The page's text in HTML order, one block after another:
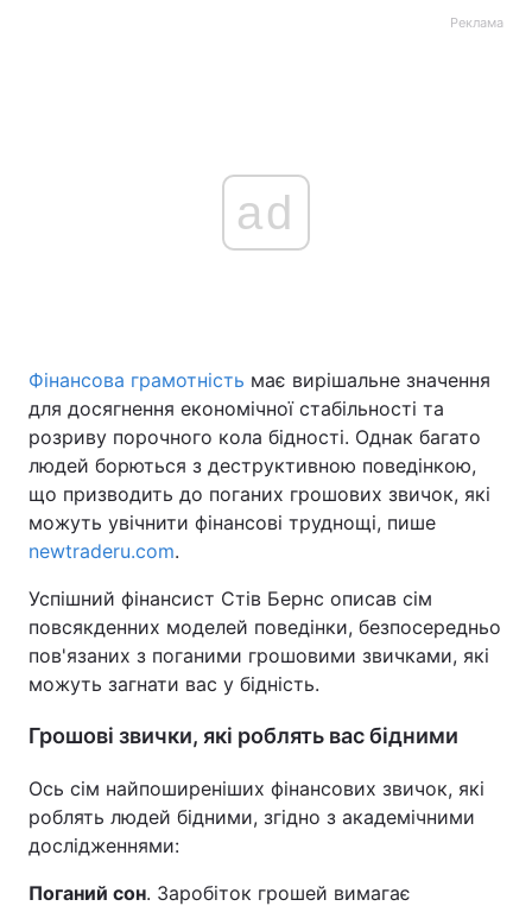
Реклама
ad
Фінансова грамотність має вирішальне значення
для досягнення економічної стабільності та
розриву порочного кола бідності. Однак багато
людей борються з деструктивною поведінкою,
що призводить до поганих грошових звичок, які
можуть увічнити фінансові труднощі, пише
newtraderu.com.
Успішний фінансист Стів Бернс описав сім
повсякденних моделей поведінки, безпосередньо
пов'язаних з поганими грошовими звичками, які
можуть загнати вас у бідність.
Грошові звички, які роблять вас бідними
Ось сім найпоширеніших фінансових звичок, які
роблять людей бідними, згідно з академічними
дослідженнями:
Поганий сон. Заробіток грошей вимагає